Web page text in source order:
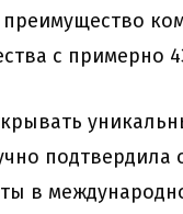
с примерно
в